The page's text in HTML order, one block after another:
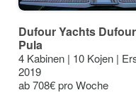
Dufour Yachts
Pula
4 Kabinen | 10 Kojen |
2019
ab 708€ pro Woche